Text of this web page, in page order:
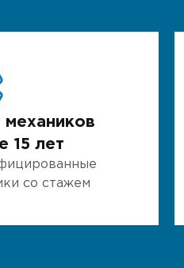
15 лет
со стажем